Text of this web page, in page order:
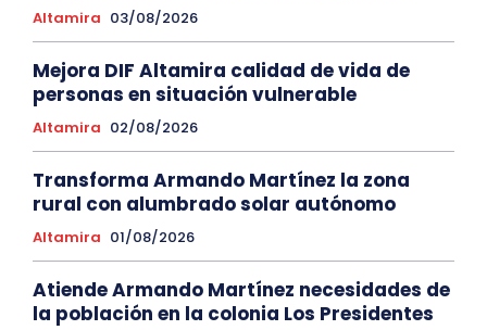
Altamira 03/08/2026
Mejora DIF Altamira calidad de vida de
personas en situación vulnerable
Altamira 02/08/2026
Transforma Armando Martínez la zona
rural con alumbrado solar autónomo
Altamira 01/08/2026
Atiende Armando Martínez necesidades de
la población en la colonia Los Presidentes